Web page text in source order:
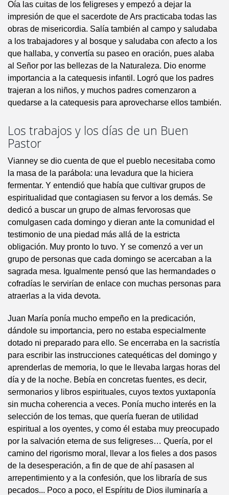
Oía las cuitas de los feligreses y empezó a dejar la
impresión de que el sacerdote de Ars practicaba todas las
obras de misericordia. Salía también al campo y saludaba
a los trabajadores y al bosque y saludaba con afecto a los
que hallaba, y convertía su paseo en oración, pues alaba
al Señor por las bellezas de la Naturaleza. Dio enorme
importancia a la catequesis infantil. Logró que los padres
trajeran a los niños, y muchos padres comenzaron a
quedarse a la catequesis para aprovecharse ellos también.
Los trabajos y los días de un Buen
Pastor
Vianney se dio cuenta de que el pueblo necesitaba como
la masa de la parábola: una levadura que la hiciera
fermentar. Y entendió que había que cultivar grupos de
espiritualidad que contagiasen su fervor a los demás. Se
dedicó a buscar un grupo de almas fervorosas que
comulgasen cada domingo y dieran ante la comunidad el
testimonio de una piedad más allá de la estricta
obligación. Muy pronto lo tuvo. Y se comenzó a ver un
grupo de personas que cada domingo se acercaban a la
sagrada mesa. Igualmente pensó que las hermandades o
cofradías le servirían de enlace con muchas personas para
atraerlas a la vida devota.
Juan María ponía mucho empeño en la predicación,
dándole su importancia, pero no estaba especialmente
dotado ni preparado para ello. Se encerraba en la sacristía
para escribir las instrucciones catequéticas del domingo y
aprenderlas de memoria, lo que le llevaba largas horas del
día y de la noche. Bebía en concretas fuentes, es decir,
sermonarios y libros espirituales, cuyos textos yuxtaponía
sin mucha coherencia a veces. Ponía mucho interés en la
selección de los temas, que quería fueran de utilidad
espiritual a los oyentes, y como él estaba muy preocupado
por la salvación eterna de sus feligreses… Quería, por el
camino del rigorismo moral, llevar a los fieles a dos pasos
de la desesperación, a fin de que de ahí pasasen al
arrepentimiento y a la confesión, que los libraría de sus
pecados... Poco a poco, el Espíritu de Dios iluminaría a